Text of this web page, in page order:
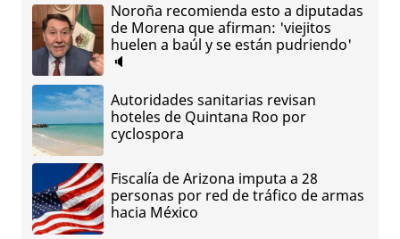
Noroña recomienda esto a diputadas
de Morena que afirman: 'viejitos
huelen a baúl y se están pudriendo'
🔈
Autoridades sanitarias revisan
hoteles de Quintana Roo por
cyclospora
Fiscalía de Arizona imputa a 28
personas por red de tráfico de armas
hacia México